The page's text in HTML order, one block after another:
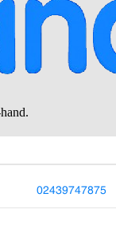
02439747875